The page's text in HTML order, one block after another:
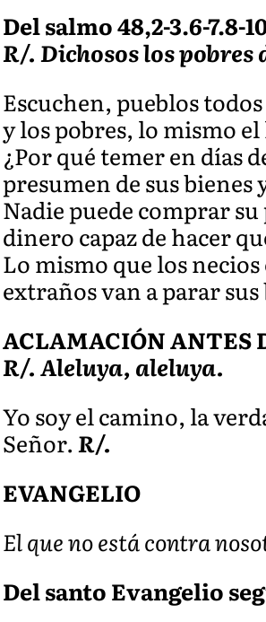
Del salmo 48,2-3.6-7.8-
R/. Dichosos los pobres
Escuchen, pueblos
y los pobres, lo mismo
¿Por qué temer en días
presumen de sus bienes
Nadie puede comprar
dinero capaz de hacer
Lo mismo que los
extraños van a parar sus
ACLAMACIÓN ANTES
R/. Aleluya, aleluya.
Yo soy el camino, la
Señor.R/.
EVANGELIO
El que no está contra
Del santo Evangelio